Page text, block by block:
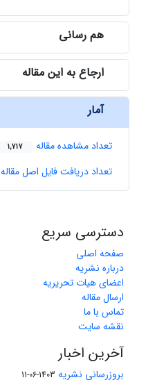
هم رسانی
ارجاع به این مقاله
آمار
تعداد مشاهده مقاله 1,717
تعداد دریافت فایل اصل مقاله
دسترسی سریع
صفحه اصلی
درباره نشریه
اعضای هیات تحریریه
ارسال مقاله
تماس با ما
نقشه سایت
آخرین اخبار
بروزرسانی نشریه 1403-06-11